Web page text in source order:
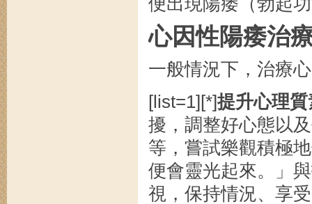
心因性陽痿治
一般情況下，治療
[list=1][*]提升心理質
擾，調整好心態以
等，嘗試樂觀積極
便會靈光起來。」
視，保持情況、享